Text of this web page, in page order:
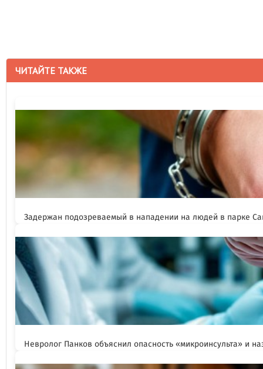
ЧИТАЙТЕ ТАКЖЕ
Задержан подозреваемый в нападении на людей в парке
Невролог Панков объяснил опасность «микроинсульта» и